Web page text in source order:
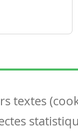
textes